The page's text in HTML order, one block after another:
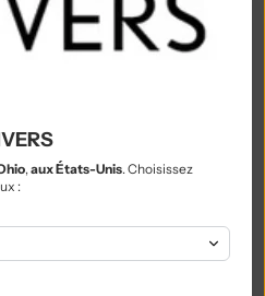
ден)
, aux États-Unis. Choisissez
: